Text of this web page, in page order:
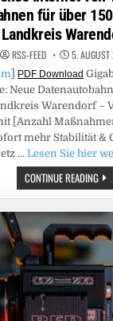
für über
Landkreis
RSS-FEED 5.
PDF Download
Neue
Warendorf –
[Anzahl
mehr Stabilität &
… Lesen Sie hier
CONTINUE READING
NEUE
IM